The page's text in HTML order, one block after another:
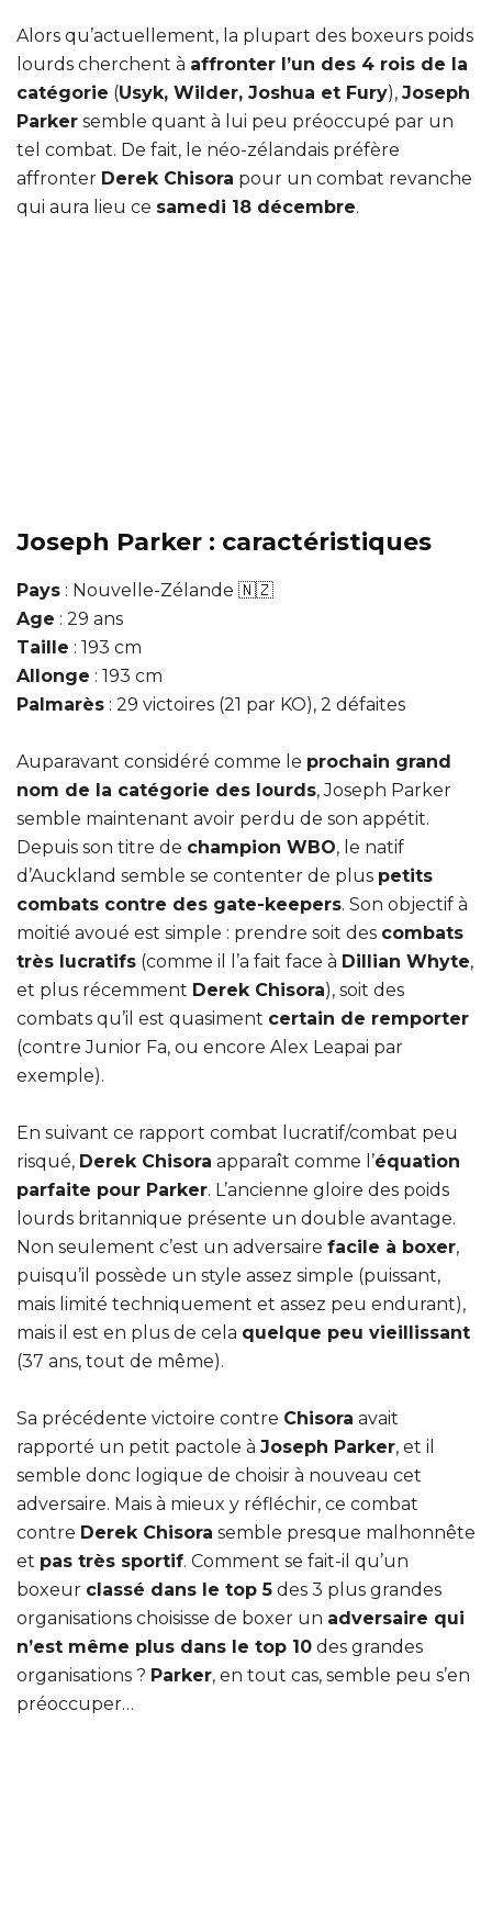
Alors qu’actuellement, la plupart des boxeurs poids
lourds cherchent à affronter l’un des 4 rois de la
catégorie (Usyk, Wilder, Joshua et Fury), Joseph
Parker semble quant à lui peu préoccupé par un
tel combat. De fait, le néo-zélandais préfère
affronter Derek Chisora pour un combat revanche
qui aura lieu ce samedi 18 décembre.
Joseph Parker : caractéristiques
Pays : Nouvelle-Zélande 🇳🇿
Age : 29 ans
Taille : 193 cm
Allonge : 193 cm
Palmarès : 29 victoires (21 par KO), 2 défaites
Auparavant considéré comme le prochain grand
nom de la catégorie des lourds, Joseph Parker
semble maintenant avoir perdu de son appétit.
Depuis son titre de champion WBO, le natif
d’Auckland semble se contenter de plus petits
combats contre des gate-keepers. Son objectif à
moitié avoué est simple : prendre soit des combats
très lucratifs (comme il l’a fait face à Dillian Whyte,
et plus récemment Derek Chisora), soit des
combats qu’il est quasiment certain de remporter
(contre Junior Fa, ou encore Alex Leapai par
exemple).
En suivant ce rapport combat lucratif/combat peu
risqué, Derek Chisora apparaît comme l’équation
parfaite pour Parker. L’ancienne gloire des poids
lourds britannique présente un double avantage.
Non seulement c’est un adversaire facile à boxer,
puisqu’il possède un style assez simple (puissant,
mais limité techniquement et assez peu endurant),
mais il est en plus de cela quelque peu vieillissant
(37 ans, tout de même).
Sa précédente victoire contre Chisora avait
rapporté un petit pactole à Joseph Parker, et il
semble donc logique de choisir à nouveau cet
adversaire. Mais à mieux y réfléchir, ce combat
contre Derek Chisora semble presque malhonnête
et pas très sportif. Comment se fait-il qu’un
boxeur classé dans le top 5 des 3 plus grandes
organisations choisisse de boxer un adversaire qui
n’est même plus dans le top 10 des grandes
organisations ? Parker, en tout cas, semble peu s’en
préoccuper…